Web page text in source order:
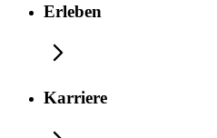
Erleben
Karriere